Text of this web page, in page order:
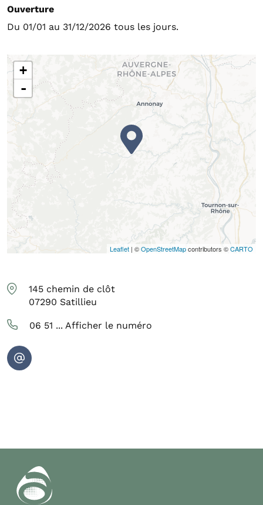
Ouverture
Du 01/01 au 31/12/2026 tous les jours.
+
-
Leaflet | ©OpenStreetMapcontributors ©CARTO
145 chemin de clôt
07290 Satillieu
06 51 ... Afficher le numéro